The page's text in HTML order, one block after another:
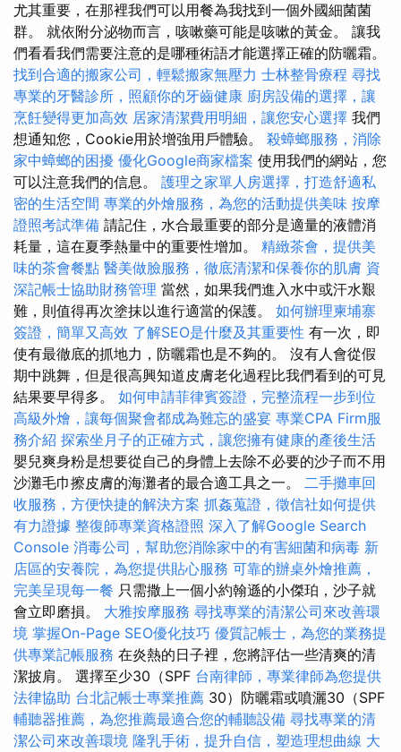
尤其重要，在那裡我們可以用餐為我找到一個外國細菌菌
群。 就依附分泌物而言，咳嗽藥可能是咳嗽的黃金。 讓我
們看看我們需要注意的是哪種術語才能選擇正確的防曬霜。
找到合適的搬家公司，輕鬆搬家無壓力 士林整骨療程 尋找
專業的牙醫診所，照顧你的牙齒健康 廚房設備的選擇，讓
烹飪變得更加高效 居家清潔費用明細，讓您安心選擇 我們
想通知您，Cookie用於增強用戶體驗。 殺蟑螂服務，消除
家中蟑螂的困擾 優化Google商家檔案 使用我們的網站，您
可以注意我們的信息。 護理之家單人房選擇，打造舒適私
密的生活空間 專業的外燴服務，為您的活動提供美味 按摩
證照考試準備 請記住，水合最重要的部分是適量的液體消
耗量，這在夏季熱量中的重要性增加。 精緻茶會，提供美
味的茶會餐點 醫美做臉服務，徹底清潔和保養你的肌膚 資
深記帳士協助財務管理 當然，如果我們進入水中或汗水艱
難，則值得再次塗抹以進行適當的保護。 如何辦理柬埔寨
簽證，簡單又高效 了解SEO是什麼及其重要性 有一次，即
使有最徹底的抓地力，防曬霜也是不夠的。 沒有人會從假
期中跳舞，但是很高興知道皮膚老化過程比我們看到的可見
結果要早得多。 如何申請菲律賓簽證，完整流程一步到位
高級外燴，讓每個聚會都成為難忘的盛宴 專業CPA Firm服
務介紹 探索坐月子的正確方式，讓您擁有健康的產後生活
嬰兒爽身粉是想要從自己的身體上去除不必要的沙子而不用
沙灘毛巾擦皮膚的海灘者的最合適工具之一。 二手攤車回
收服務，方便快捷的解決方案 抓姦蒐證，徵信社如何提供
有力證據 整復師專業資格證照 深入了解Google Search
Console 消毒公司，幫助您消除家中的有害細菌和病毒 新
店區的安養院，為您提供貼心服務 可靠的辦桌外燴推薦，
完美呈現每一餐 只需撒上一個小約翰遜的小傑珀，沙子就
會立即磨損。 大雅按摩服務 尋找專業的清潔公司來改善環
境 掌握On-Page SEO優化技巧 優質記帳士，為您的業務提
供專業記帳服務 在炎熱的日子裡，您將評估一些清爽的清
潔披肩。 選擇至少30（SPF 台南律師，專業律師為您提供
法律協助 台北記帳士專業推薦 30）防曬霜或噴灑30（SPF
輔聽器推薦，為您推薦最適合您的輔聽設備 尋找專業的清
潔公司來改善環境 隆乳手術，提升自信，塑造理想曲線 大